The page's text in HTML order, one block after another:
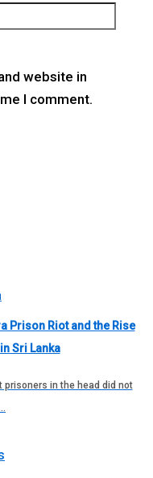
website in
I comment.
Prison Riot and the Rise
Sri Lanka
prisoners in the head did not